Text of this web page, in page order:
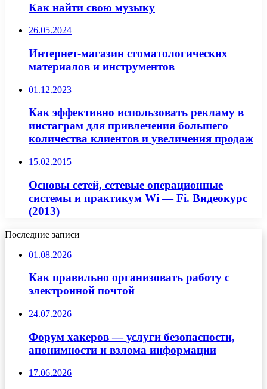
Как найти свою музыку
26.05.2024
Интернет-магазин стоматологических
материалов и инструментов
01.12.2023
Как эффективно использовать рекламу в
инстаграм для привлечения большего
количества клиентов и увеличения продаж
15.02.2015
Основы сетей, сетевые операционные
системы и практикум Wi — Fi. Видеокурс
(2013)
Последние записи
01.08.2026
Как правильно организовать работу с
электронной почтой
24.07.2026
Форум хакеров — услуги безопасности,
анонимности и взлома информации
17.06.2026